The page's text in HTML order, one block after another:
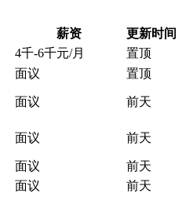
薪资
更新时间
4千-6千元/月
置顶
面议
置顶
面议 前天
面议 前天
面议
前天
面议
前天